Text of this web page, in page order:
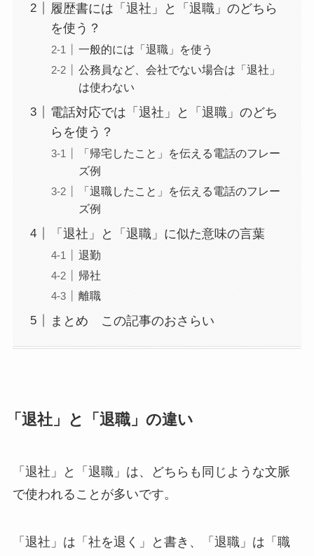
履歴書には「退社」と「退職」のどちら
を使う？
一般的には「退職」を使う
公務員など、会社でない場合は「退社」
は使わない
電話対応では「退社」と「退職」のどち
らを使う？
「帰宅したこと」を伝える電話のフレー
ズ例
「退職したこと」を伝える電話のフレー
ズ例
「退社」と「退職」に似た意味の言葉
退勤
帰社
離職
まとめ この記事のおさらい
「退社」と「退職」の違い
「退社」と「退職」は、どちらも同じような文脈
で使われることが多いです。
「退社」は「社を退く」と書き、「退職」は「職